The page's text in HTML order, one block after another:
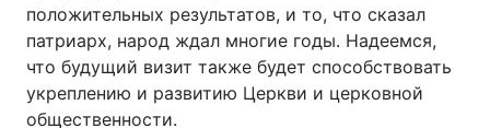
положительных результатов, и то, что сказал
патриарх, народ ждал многие годы. Надеемся,
что будущий визит также будет способствовать
укреплению и развитию Церкви и церковной
общественности.